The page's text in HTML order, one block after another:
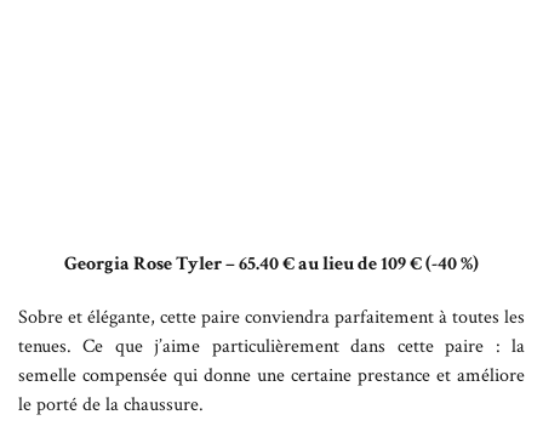
Georgia Rose Tyler – 65.40 € au lieu de 109 € (-40 %)
Sobre et élégante, cette paire conviendra parfaitement à toutes les
tenues. Ce que j’aime particulièrement dans cette paire : la
semelle compensée qui donne une certaine prestance et améliore
le porté de la chaussure.